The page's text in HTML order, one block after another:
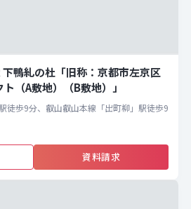
下鴨糺の杜「旧称：京都市左京区
（A敷地）（B敷地）」
徒歩9分、叡山叡山本線「出町柳」駅徒歩9
資料請求